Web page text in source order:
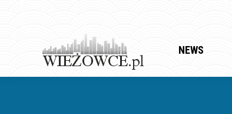
NEWS